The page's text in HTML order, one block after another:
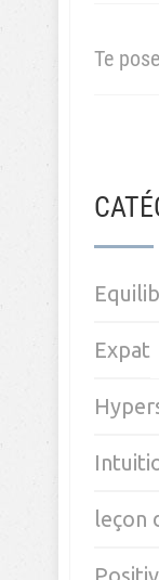
Quand
pas
Voir
d’esprit